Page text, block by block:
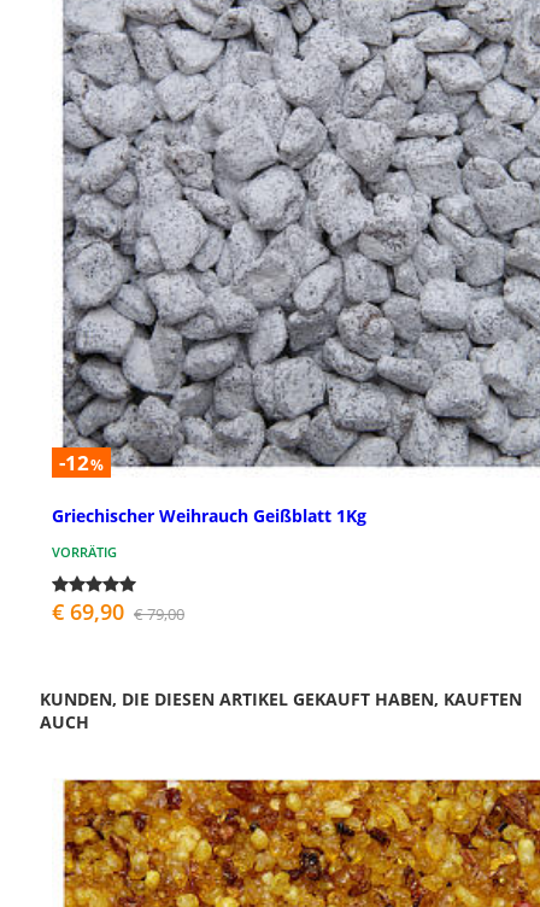
-12%
Griechischer Weihrauch Geißblatt 1Kg
VORRÄTIG
€ 69,90 € 79,00
KUNDEN, DIE DIESEN ARTIKEL GEKAUFT HABEN, KAUFTEN
AUCH